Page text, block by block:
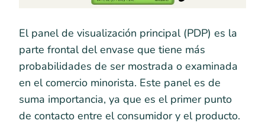
El panel de visualización principal (PDP) es la
parte frontal del envase que tiene más
probabilidades de ser mostrada o examinada
en el comercio minorista. Este panel es de
suma importancia, ya que es el primer punto
de contacto entre el consumidor y el producto.